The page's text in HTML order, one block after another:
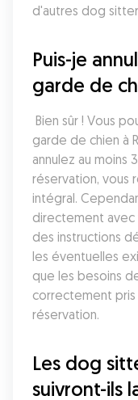
d'autres dog
Puis-je
garde de
garde de chien à
annulez au moins
réservation, vous
intégral.
directement avec
des instructions
les éventuelles
que les besoins
correctement
réservation.
Les dog
suivront-ils